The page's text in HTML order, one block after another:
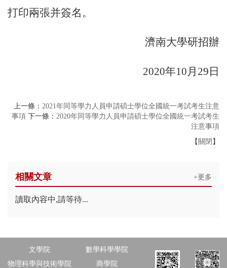
打印兩張并簽名。
濟南大學研招辦
2020年10月29日
上一條： 2021年同等學力人員申請碩士學位全國統一考試考生注意
事項 下一條： 2020年同等學力人員申請碩士學位全國統一考試考生
注意事項
【 關閉 】
+更多
相關文章
讀取內容中,請等待...
文學院
數學科學學院
物理科學與技術學院
商學院